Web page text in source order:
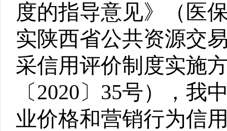
度的指导意见》（医
实陕西省公共资源交
采信用评价制度实施
〔2020〕35号），
业价格和营销行为信